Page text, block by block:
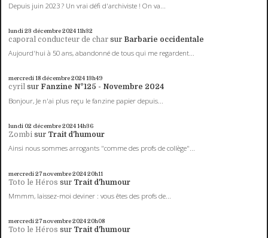
Depuis juin 2023 ? Un vrai défi d'archiviste ! On va...
lundi 23 décembre 202411h32
caporal conducteur de char sur Barbarie occidentale
Aujourd'hui à 50 ans, abandonné de tous qui me regardent...
mercredi 18 décembre 202413h49
cyril sur Fanzine N°125 - Novembre 2024
Bonjour, Je n'ai plus reçu le fanzine papier depuis...
lundi 02 décembre 202414h36
Zombi sur Trait d'humour
Ainsi nous sommes arrogants "comme des profs de collège"...
mercredi 27novembre 202420h11
Toto le Héros sur Trait d'humour
Mmmm, laissez-moi deviner : vous êtes des profs de...
mercredi 27novembre 202420h08
Toto le Héros sur Trait d'humour